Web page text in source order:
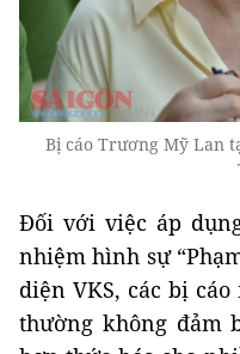
Bị cáo Trương Mỹ Lan
Đối với việc áp
nhiệm hình sự
diện VKS, các bị
thường không đảm